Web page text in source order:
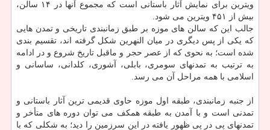
ویترین برای نمایش آثار باستانی است که مجموع آنها در ۱۴ سالن،
بیش از ۴۵۱ ویترین می شود.
جالب این که سالن های موزه بر طبق زمانبندی تاریخی و تمدن هایی
که یکی از پس دیگری در میان النهرین شکل گرفته اند، تقسیم بندی
شده است؛ به نحوی که از عصر حجر و ماقبل تاریخ شروع و در ادامه
به ترتیب به تمدنهای سومری، بابلی، آشوری، کلدانی، ساسانی و
اسلامی با همه مراحل آن می رسد.
از جنبه زمانبندی، طبقه اول موزه حاوی قدیمی ترین آثار باستانی و
تمدنی است و با آمدن به طبقه همکف می توان دوره های متأخر و
تمدنهای پی در پی ظهور یافته در این سرزمین را دید؛ به شکلی که با